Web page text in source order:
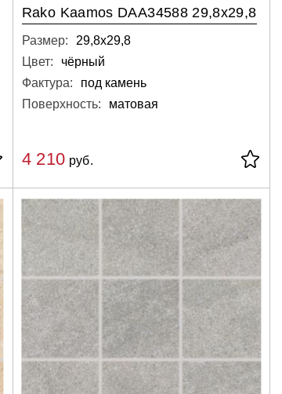
Rako Kaamos DAA34588 29,8x29,8
Размер:
29,8х29,8
Цвет:
чёрный
Фактура:
под камень
Поверхность:
матовая
4 210 руб.